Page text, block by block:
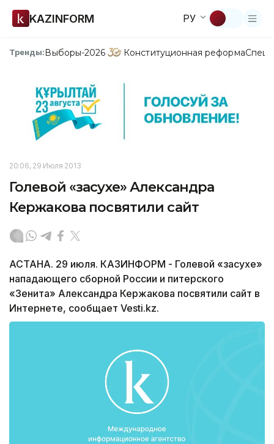
KAZINFORM РУ
Тренды:Выборы-2026 Конституционная реформа
20:06, 29 Июля 2013
Голевой «засухе» Александра
Кержакова посвятили сайт
АСТАНА. 29 июля. КАЗИНФОРМ - Голевой «засухе»
нападающего сборной России и питерского
«Зенита» Александра Кержакова посвятили сайт в
Интернете, сообщает Vesti.kz.